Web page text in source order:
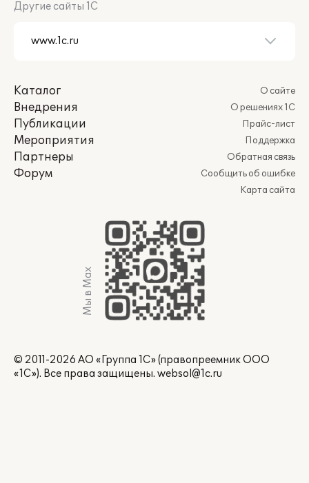
Другие сайты 1С
Каталог
Внедрения
Публикации
Мероприятия
Партнеры
Форум
О сайте
О решениях 1С
Прайс-лист
Поддержка
Обратная связь
Сообщить об ошибке
Карта сайта
Мы в Max
© 2011-2026 АО «Группа 1С» (правопреемник ООО
«1С»). Все права защищены. websol@1c.ru